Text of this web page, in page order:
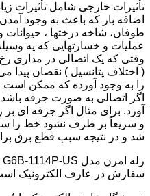
تأثیرات خارجی شامل تأثیرات
اضافه بار که باعث به وجود
طوفان، شاخه درختها ، حیوانات
عملیات و خسارتهایی که یه
وقتی که یک اتصالی در مداری رخ
( اختلاف پتانسیل ) نقصان پیدا
را به وجود آورده که ممکن است
اگر اتصالی به صورت جرقه
آورد. برای مثال اگر جرقه ای
و سریعاً بر طرف نشود خط را
شد و در نتیجه سبب قطع برق
سفارش در عارف الکترونیک